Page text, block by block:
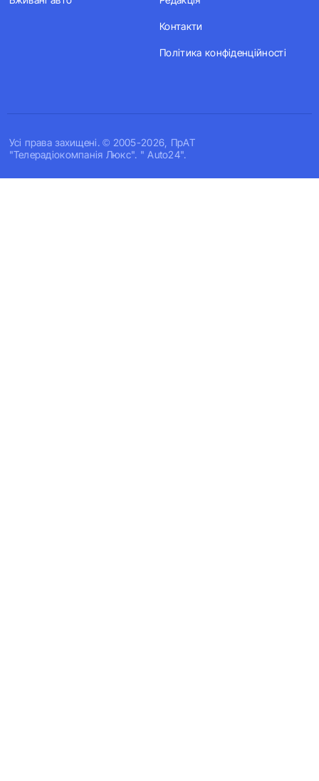
Усi права захищенi. © 2005-2026, ПрАТ
"Телерадіокомпанія Люкс". " Auto24".
Контакти
Політика конфіденційності